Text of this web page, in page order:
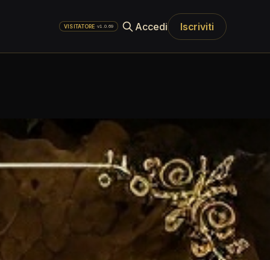
VISITATORE ·v1.0.69 Accedi Iscriviti